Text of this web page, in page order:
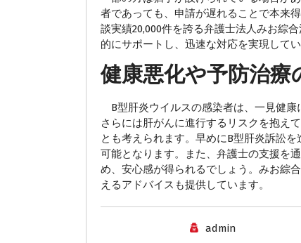
者であっても、申請が遅れることで本来
談実績20,000件を誇る弁護士法人みお綜
的にサポートし、迅速な対応を実現してい
健康悪化や予防治療
B型肝炎ウイルスの感染者は、一見健康
さらには肝がんに進行するリスクを抱え
とも考えられます。早めにB型肝炎訴訟
可能となります。また、弁護士の支援を
め、安心感が得られるでしょう。みお綜
えるアドバイスも提供しています。
admin